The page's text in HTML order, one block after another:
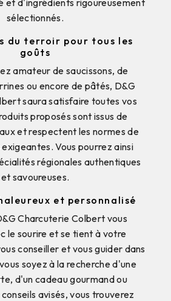
et d'ingrédients rigoureusement
sélectionnés.
du terroir pour tous les
goûts
amateur de saucissons, de
ou encore de pâtés, D&G
saura satisfaire toutes vos
proposés sont issus de
et respectent les normes de
Vous pourrez ainsi
régionales authentiques
et savoureuses.
et personnalisé
Charcuterie Colbert vous
le sourire et se tient à votre
conseiller et vous guider dans
soyez à la recherche d'une
d'un cadeau gourmand ou
avisés, vous trouverez